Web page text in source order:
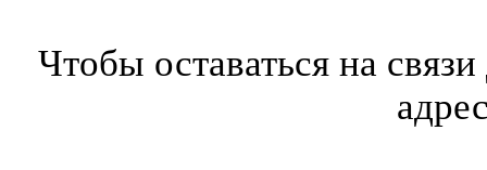
Чтобы оставаться на